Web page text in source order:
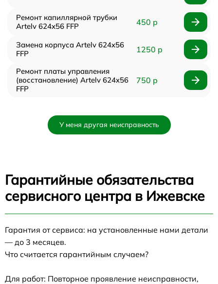
Ремонт капиллярной трубки
Artelv 624x56 FFP
450 р
Замена корпуса Artelv 624x56
FFP
1250 р
Ремонт платы управления
(восстановление) Artelv 624x56
FFP
750 р
У меня другая неисправность
Гарантийные обязательства
сервисного центра в Ижевске
Гарантия от сервиса: на установленные нами детали
— до 3 месяцев.
Что считается гарантийным случаем?
Для работ: Повторное проявление неисправности,